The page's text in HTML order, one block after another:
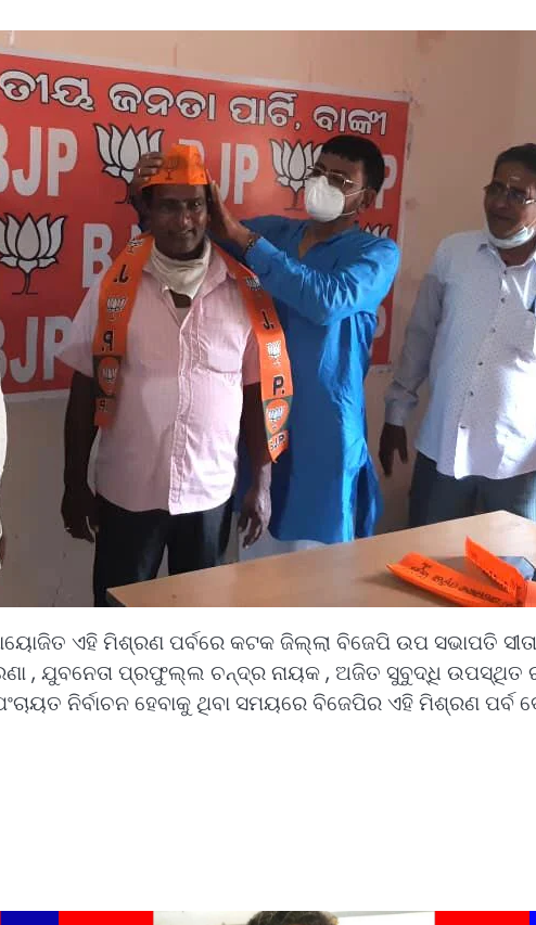
ଏହି ମିଶ୍ରଣ ପର୍ବରେ କଟକ ଜିଲ୍ଲା ବିଜେପି ଉପ ସଭାପତି
, ଯୁବନେତା ପ୍ରଫୁଲ୍ଲ ଚନ୍ଦ୍ର ନାୟକ , ଅଜିତ ସୁବୁଦ୍ଧି ଉପସ୍ଥିତ
ନିର୍ବାଚନ ହେବାକୁ ଥିବା ସମୟରେ ବିଜେପିର ଏହି ମିଶ୍ରଣ